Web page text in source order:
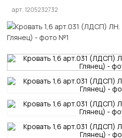
арт. 1205232732